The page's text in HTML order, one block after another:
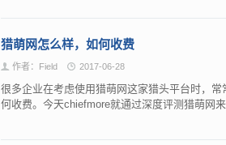
猎萌网怎么样，如何收费
作者：Field 2017-06-28
很多企业在考虑使用猎萌网这家猎头平台时，
何收费。今天chiefmore就通过深度评测猎萌网